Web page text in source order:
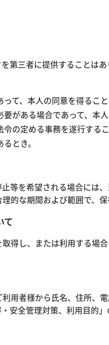
第三者に提供することはあ
て、本人の同意を得ること
がある場合であって、本
の定める事務を遂行する
とき。
等を希望される場合には
な期間および範囲で、
て
得し、または利用する場
用者様から氏名、住所、
安全管理対策、利用目的」